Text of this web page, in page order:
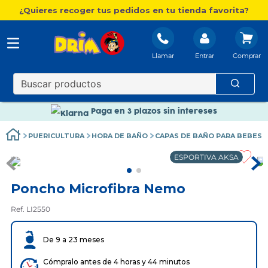
¿Quieres recoger tus pedidos en tu tienda favorita?
Llamar Entrar
Nuevo catálogo Aire Libre
Envío gratis. A partir de 60€(excepto Baleares)
Paga en 3 plazos sin intereses
Paga en 3 plazos sin intereses
PUERICULTURA HORA DE BAÑO CAPAS DE BAÑO PARA BEBES
ESPORTIVA AKSA
Poncho Microfibra Nemo
Ref. LI2550
De 9 a 23 meses
Cómpralo antes de 4 horas y 44 minutos